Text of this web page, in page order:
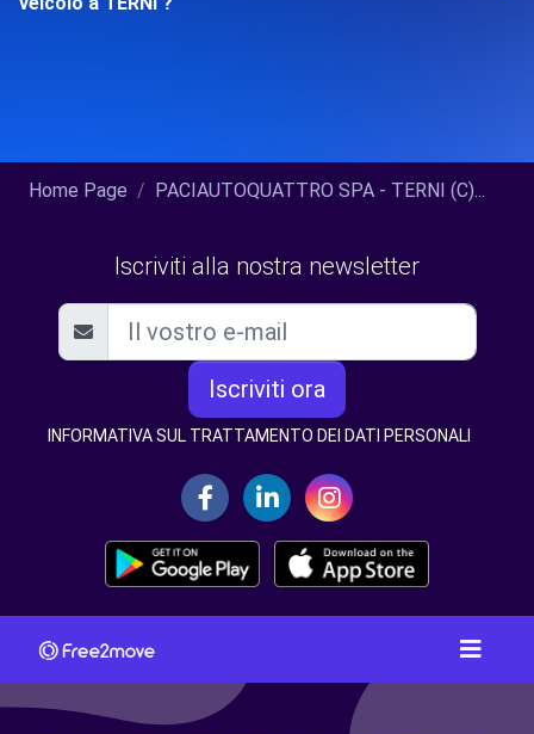
Home Page PACIAUTOQUATTRO SPA - TERNI (C)...
Iscriviti alla nostra newsletter
Iscriviti ora
INFORMATIVA SUL TRATTAMENTO DEI DATI PERSONALI